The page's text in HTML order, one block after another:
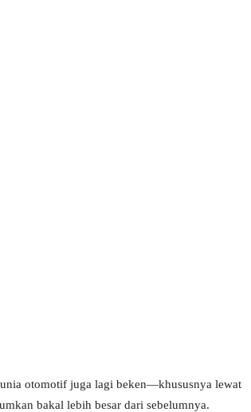
otomotif juga lagi beken—khususnya lewat
bakal lebih besar dari sebelumnya.